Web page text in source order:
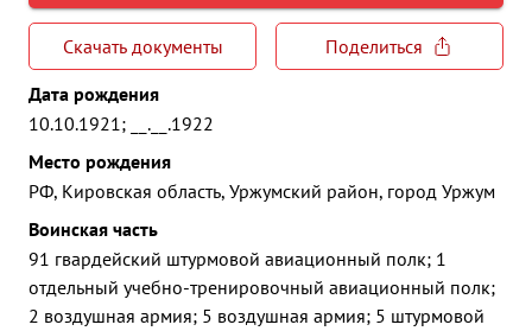
Скачать документы
Поделиться
Дата рождения
10.10.1921; __.__.1922
Место рождения
РФ, Кировская область, Уржумский район, город Уржум
Воинская часть
91 гвардейский штурмовой авиационный полк; 1
отдельный учебно-тренировочный авиационный полк;
2 воздушная армия; 5 воздушная армия; 5 штурмовой